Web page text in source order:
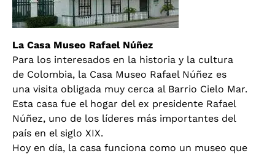
La Casa Museo Rafael Núñez
Para los interesados en la historia y la cultura
de Colombia, la Casa Museo Rafael Núñez es
una visita obligada muy cerca al Barrio Cielo Mar.
Esta casa fue el hogar del ex presidente Rafael
Núñez, uno de los líderes más importantes del
país en el siglo XIX.
Hoy en día, la casa funciona como un museo que